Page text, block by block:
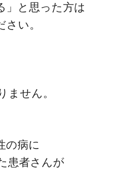
」と思った方は
い。
ません。
の病に
患者さんが